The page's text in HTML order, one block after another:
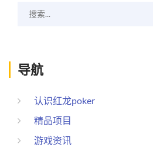
搜索...
导航
认识红龙poker
精品项目
游戏资讯